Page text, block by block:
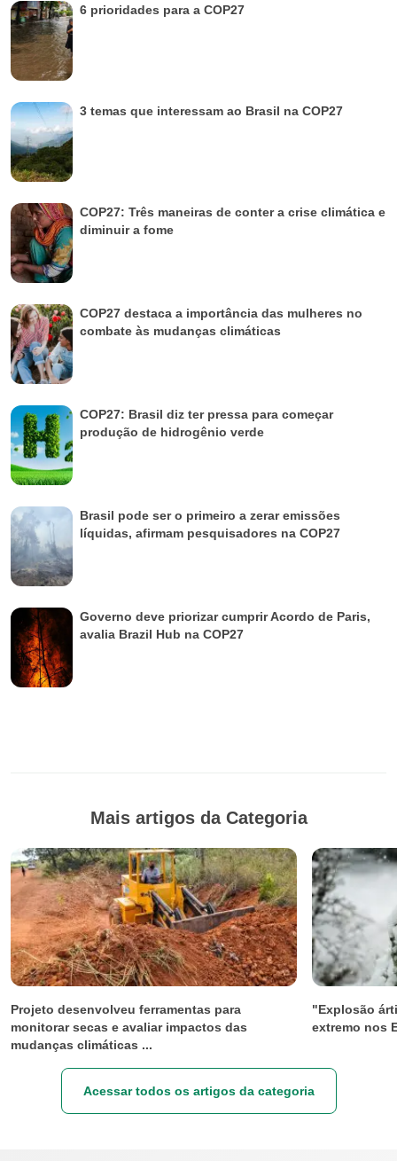
6 prioridades para a COP27
3 temas que interessam ao Brasil na COP27
COP27: Três maneiras de conter a crise climática e
diminuir a fome
COP27 destaca a importância das mulheres no
combate às mudanças climáticas
COP27: Brasil diz ter pressa para começar
produção de hidrogênio verde
Brasil pode ser o primeiro a zerar emissões
líquidas, afirmam pesquisadores na COP27
Governo deve priorizar cumprir Acordo de Paris,
avalia Brazil Hub na COP27
Mais artigos da Categoria
Projeto desenvolveu ferramentas para
monitorar secas e avaliar impactos das
mudanças climáticas ...
"Explosão
extremo nos
Acessar todos os artigos da categoria